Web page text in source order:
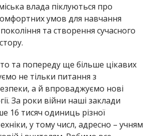
влада піклуються про
умов для навчання
та створення сучасного
та попереду ще більше цікавих
не тільки питання з
а й впроваджуємо нові
За роки війни наші заклади
16 тисяч одиниць різної
у тому числ, адресно – учням